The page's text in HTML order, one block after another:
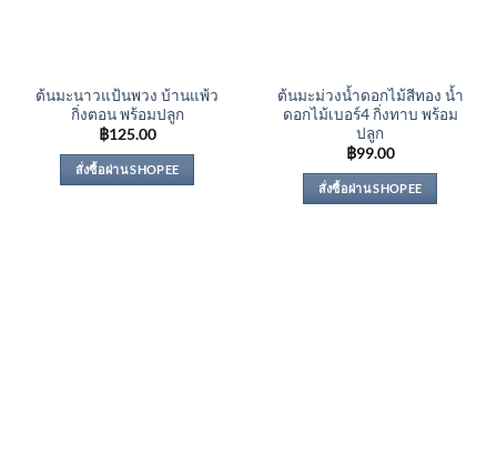
ต้นมะนาวแป้นพวง บ้านแพ้ว
กิ่งตอน พร้อมปลูก
฿125.00
สั่งซื้อผ่าน SHOPEE
ต้นมะม่วงน้ำดอกไม้สีทอง น้ำ
ดอกไม้เบอร์4 กิ่งทาบ พร้อม
ปลูก
฿99.00
สั่งซื้อผ่าน SHOPEE